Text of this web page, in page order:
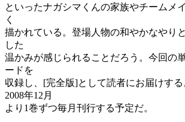
といったナガシマくんの家族やチームメ
く
描かれている。登場人物の和やかなやり
した
温かみが感じられることだろう。今回の
ードを
収録し、[完全版]として読者にお届けす
2008年12月
より1巻ずつ毎月刊行する予定だ。